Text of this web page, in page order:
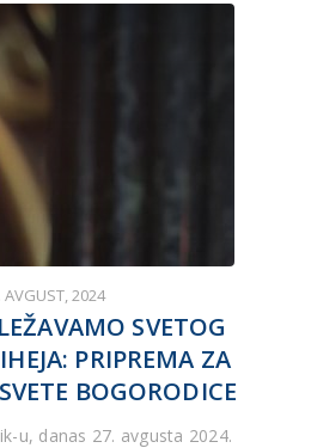
AVGUST, 2024
SVETOG
PRIPREMA ZA
BOGORODICE
u, danas 27. avgusta 2024.